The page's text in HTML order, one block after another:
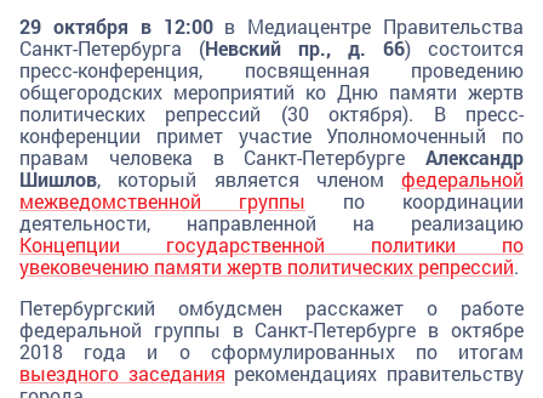
29 октября в 12:00в Медиацентре Правительства
Санкт-Петербурга (Невский пр., д. 66) состоится
пресс-конференция, посвященная проведению
общегородских мероприятий ко Дню памяти жертв
политических репрессий (30 октября). В пресс-
конференции примет участие Уполномоченный по
правам человека в Санкт-Петербурге Александр
Шишлов, который является членом федеральной
межведомственной группы по координации
деятельности, направленной на реализацию
Концепции государственной политики по
увековечению памяти жертв политических репрессий.
Петербургский омбудсмен расскажет о работе
федеральной группы в Санкт-Петербурге в октябре
2018 года и о сформулированных по итогам
выездного заседания рекомендациях правительству